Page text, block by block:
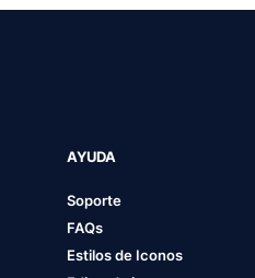
AYUDA
Soporte
FAQs
Estilos de Iconos